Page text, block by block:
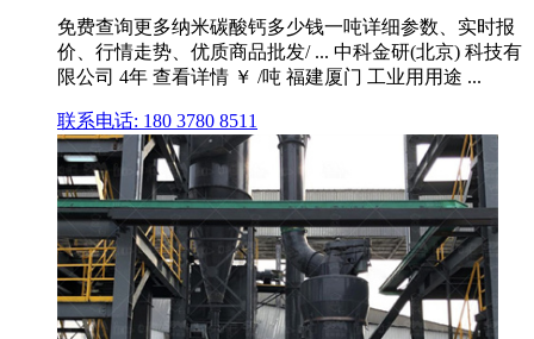
免费查询更多纳米碳酸钙多少钱一吨详细参数、实时报
价、行情走势、优质商品批发/ ... 中科金研(北京) 科技有
限公司 4年 查看详情 ￥ /吨 福建厦门 工业用用途 ...
联系电话: 180 3780 8511